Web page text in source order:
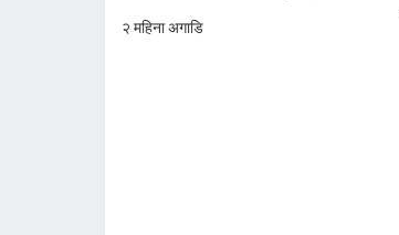
२ महिना अगाडि